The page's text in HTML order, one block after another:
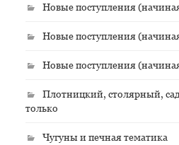
Новые поступления
Новые поступления
Новые поступления
Плотницкий, столярный,
только
Чугуны и печная тематика